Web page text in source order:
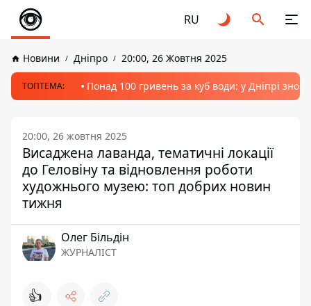
RU
Новини Дніпро 20:00, 26 Жовтня 2025
ТОПТЕМА: Понад 100 гривень за куб води: у Дніпрі
20:00, 26 жовтня 2025
Висаджена лаванда, тематичні локації
до Геловіну та відновлення роботи
художнього музею: топ добрих новин
тижня
Олег Більдін
ЖУРНАЛІСТ
👍